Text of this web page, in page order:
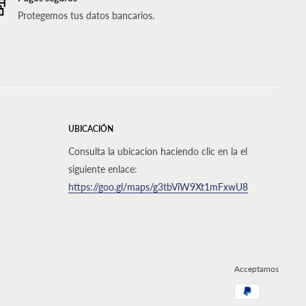
Protegemos tus datos bancarios.
UBICACIÓN
Consulta la ubicacion haciendo clic en la el
siguiente enlace:
https://goo.gl/maps/g3tbViW9Xt1mFxwU8
Acceptamos